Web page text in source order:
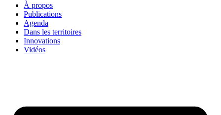
À propos
Publications
Agenda
Dans les territoires
Innovations
Vidéos